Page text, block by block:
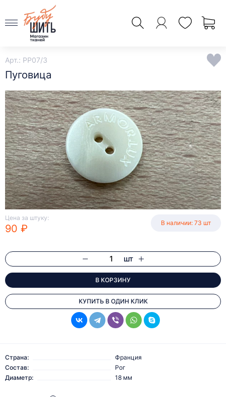
Арт.: PP07/3
Пуговица
Цена за штуку:
90 ₽ В наличии: 73 шт
шт
В КОРЗИНУ
КУПИТЬ В ОДИН КЛИК
Страна:
Франция
Состав:
Рог
Диаметр:
18 мм